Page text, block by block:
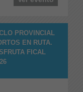
PROVINCIAL
EN RUTA.
FICAL